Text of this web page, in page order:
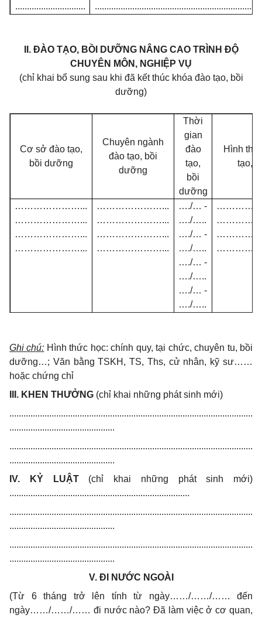
..............................
II. ĐÀO TẠO, BỒI DƯỠNG NÂNG CAO TRÌNH ĐỘ
CHUYÊN MÔN, NGHIỆP VỤ
(chỉ khai bổ sung sau khi đã kết thúc khóa đào tạo, bồi
dưỡng)
Cơ sở đào tạo,
bồi dưỡng
Chuyên ngành
đào tạo, bồi
dưỡng
Thời
gian
đào
tạo,
bồi
dưỡng
Hình
tạo,
…………………...
…………………...
…………………...
…………………...
…………………...
…………………...
…………………...
…………………...
…./… -
…./…..
…./… -
…./…..
…./… -
…./…..
…./… -
…./…..
Ghi chú: Hình thức học: chính quy, tại chức, chuyên tu, bồi
dưỡng…; Văn bằng TSKH, TS, Ths, cử nhân, kỹ sư……
hoặc chứng chỉ
III. KHEN THƯỞNG (chỉ khai những phát sinh mới)
........................................................................................................
.............................................
........................................................................................................
.............................................
IV. KỶ LUẬT(chỉ khai những phát sinh mới)
.............................................................................
........................................................................................................
.............................................
........................................................................................................
.............................................
V. ĐI NƯỚC NGOÀI
(Từ 6 tháng trở lên tính từ ngày……/……/…… đến
ngày……/……/…… đi nước nào? Đã làm việc ở cơ quan,